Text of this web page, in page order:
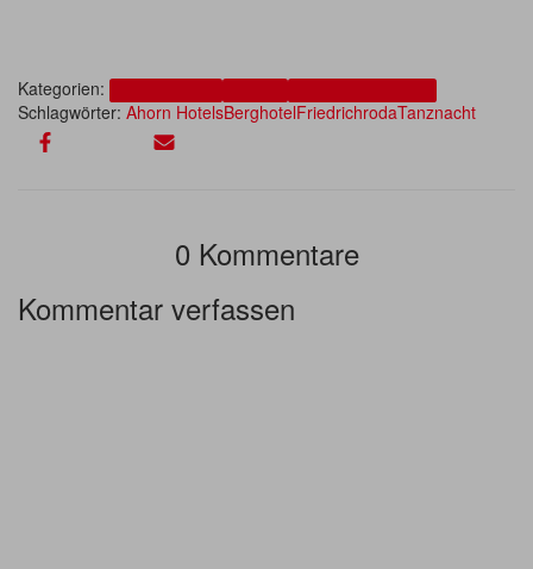
Kategorien:
Schlagwörter: Ahorn HotelsBerghotelFriedrichrodaTanznacht
0 Kommentare
Kommentar verfassen